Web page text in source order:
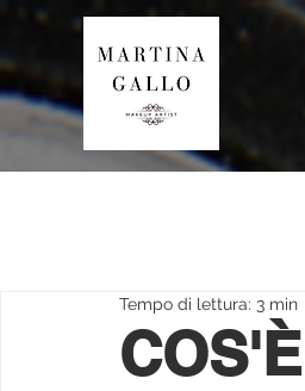
Tempo di lettura: 3 min